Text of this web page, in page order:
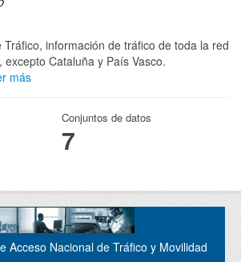
Tráfico, información de tráfico de toda la red
Cataluña y País Vasco.
más
Conjuntos de datos
7
Acceso Nacional de Tráfico y Movilidad